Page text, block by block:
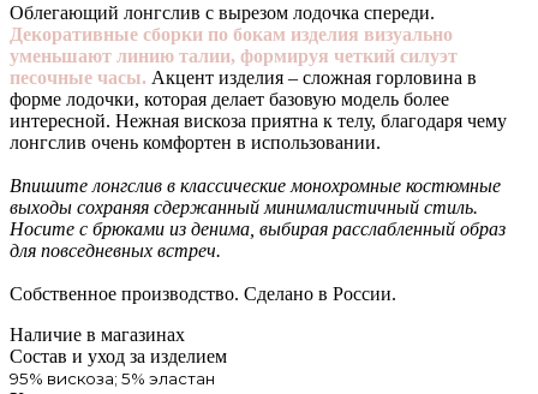
Облегающий лонгслив с вырезом лодочка спереди.
Декоративные сборки по бокам изделия визуально
уменьшают линию талии, формируя четкий силуэт
песочные часы. Акцент изделия – сложная горловина в
форме лодочки, которая делает базовую модель более
интересной. Нежная вискоза приятна к телу, благодаря чему
лонгслив очень комфортен в использовании.
Впишите лонгслив в классические монохромные костюмные
выходы сохраняя сдержанный минималистичный стиль.
Носите с брюками из денима, выбирая расслабленный образ
для повседневных встреч.
Собственное производство. Сделано в России.
Наличие в магазинах
Состав и уход за изделием
95% вискоза; 5% эластан